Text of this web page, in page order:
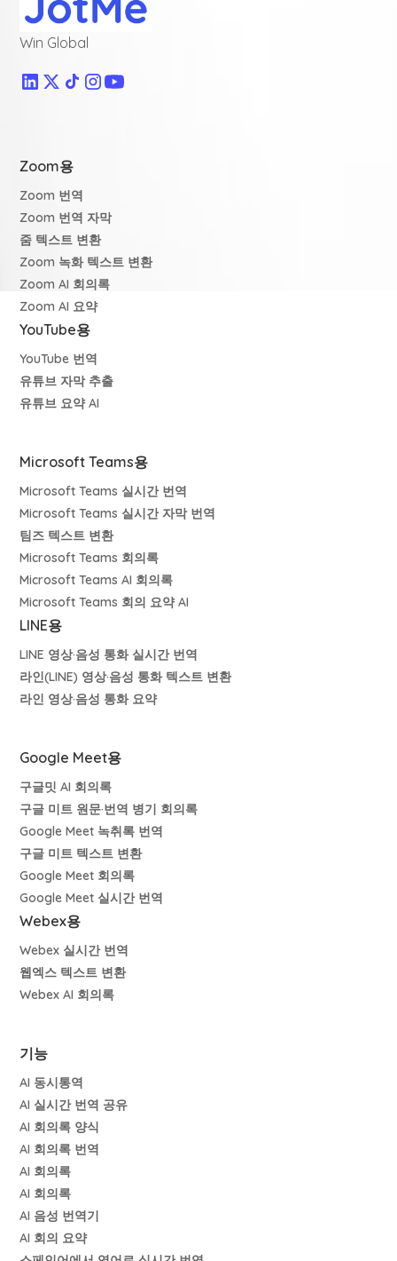
Win Global
Zoom용
Zoom 번역
Zoom 번역 자막
줌 텍스트 변환
Zoom 녹화 텍스트 변환
Zoom AI 회의록
Zoom AI 요약
YouTube용
YouTube 번역
유튜브 자막 추출
유튜브 요약 AI
Microsoft Teams용
Microsoft Teams 실시간 번역
Microsoft Teams 실시간 자막 번역
팀즈 텍스트 변환
Microsoft Teams 회의록
Microsoft Teams AI 회의록
Microsoft Teams 회의 요약 AI
LINE용
LINE 영상·음성 통화 실시간 번역
라인(LINE) 영상·음성 통화 텍스트 변환
라인 영상·음성 통화 요약
Google Meet용
구글밋 AI 회의록
구글 미트 원문·번역 병기 회의록
Google Meet 녹취록 번역
구글 미트 텍스트 변환
Google Meet 회의록
Google Meet 실시간 번역
Webex용
Webex 실시간 번역
웹엑스 텍스트 변환
Webex AI 회의록
기능
AI 동시통역
AI 실시간 번역 공유
AI 회의록 양식
AI 회의록 번역
AI 회의록
AI 회의록
AI 음성 번역기
AI 회의 요약